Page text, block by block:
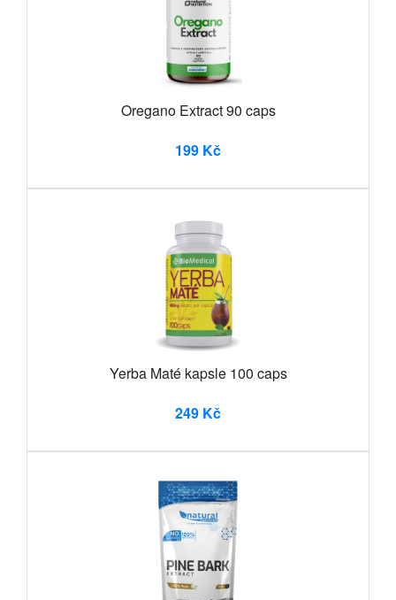
Oregano Extract 90 caps
199 Kč
Yerba Maté kapsle 100 caps
249 Kč